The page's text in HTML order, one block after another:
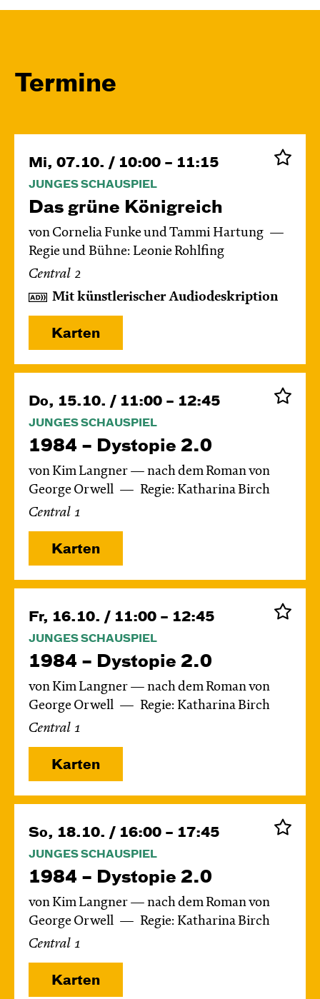
Termine
Mi, 07.10. / 10:00 – 11:15
JUNGES SCHAUSPIEL
Das grüne König­reich
von Cornelia Funke und Tammi Hartung
Regie und Bühne: Leonie Rohlfing
Central 2
Mit künstlerischer Audiodeskription
Karten
Do, 15.10. / 11:00 – 12:45
JUNGES SCHAUSPIEL
1984 – Dystopie 2.0
von Kim Langner — nach dem Roman von
George Orwell
Regie: Katharina Birch
Central 1
Karten
Fr, 16.10. / 11:00 – 12:45
JUNGES SCHAUSPIEL
1984 – Dystopie 2.0
von Kim Langner — nach dem Roman von
George Orwell
Regie: Katharina Birch
Central 1
Karten
So, 18.10. / 16:00 – 17:45
JUNGES SCHAUSPIEL
1984 – Dystopie 2.0
von Kim Langner — nach dem Roman von
George Orwell
Regie: Katharina Birch
Central 1
Karten